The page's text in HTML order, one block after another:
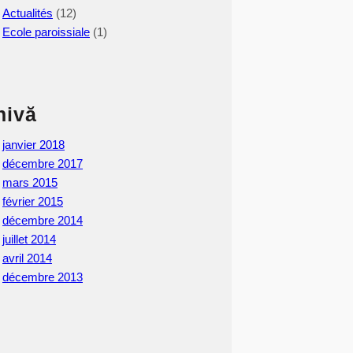
Actualités (12)
Ecole paroissiale (1)
janvier 2018
décembre 2017
mars 2015
février 2015
décembre 2014
juillet 2014
avril 2014
décembre 2013